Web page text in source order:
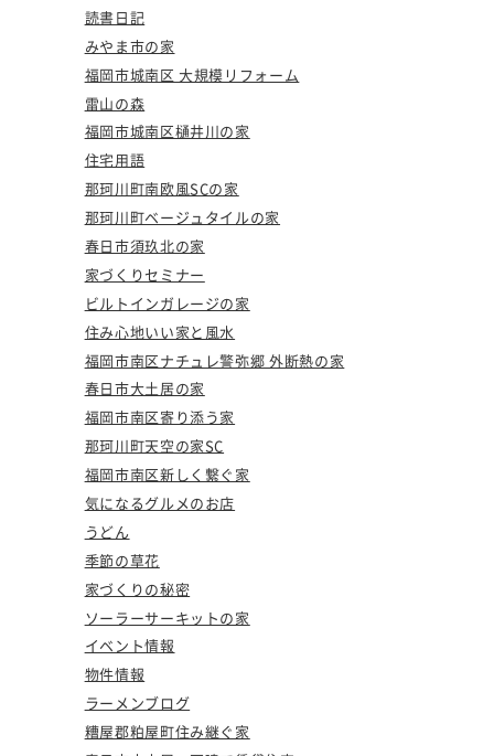
読書日記
みやま市の家
福岡市城南区 大規模リフォーム
雷山の森
福岡市城南区樋井川の家
住宅用語
那珂川町南欧風SCの家
那珂川町ベージュタイルの家
春日市須玖北の家
家づくりセミナー
ビルトインガレージの家
住み心地いい家と風水
福岡市南区ナチュレ警弥郷 外断熱の家
春日市大土居の家
福岡市南区寄り添う家
那珂川町天空の家SC
福岡市南区新しく繋ぐ家
気になるグルメのお店
うどん
季節の草花
家づくりの秘密
ソーラーサーキットの家
イベント情報
物件情報
ラーメンブログ
糟屋郡粕屋町住み継ぐ家